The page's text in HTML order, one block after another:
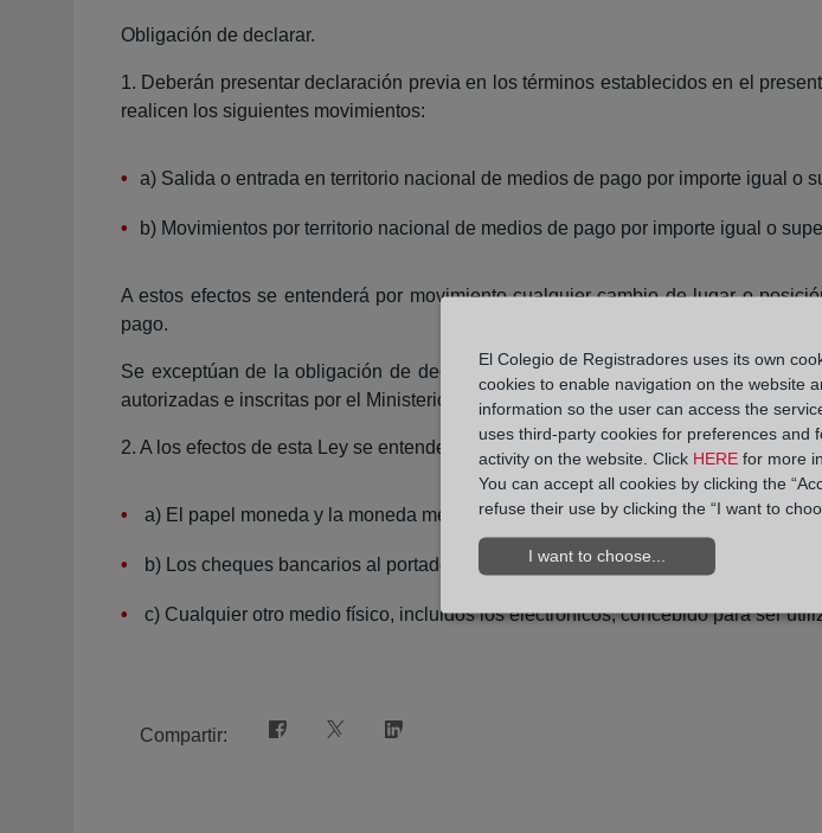
Obligación de declarar.
1. Deberán presentar declaración previa en los términos establecidos en el
realicen los siguientes movimientos:
a) Salida o entrada en territorio nacional de medios de pago por importe igual o
b) Movimientos por territorio nacional de medios de pago por importe igual o
A estos efectos se entenderá por movimiento cualquier cambio de lugar o
pago.
Se exceptúan de la obligación de declaración establecida en el presente
autorizadas e inscritas por el Ministerio del Interior, ejerzan actividades de
2. A los efectos de esta Ley se entenderá por medios de pago:
a) El papel moneda y la moneda metálica, nacionales o extranjeros.
b) Los cheques bancarios al portador denominados en cualquier moneda.
c) Cualquier otro medio físico, incluidos los electrónicos, concebido para ser
Compartir:
El Colegio de Registradores uses its own
cookies to enable navigation on the website
information so the user can access the
uses third-party cookies for preferences and
activity on the website. Click HERE for more
You can accept all cookies by clicking the
refuse their use by clicking the “I want to
I want to choose...